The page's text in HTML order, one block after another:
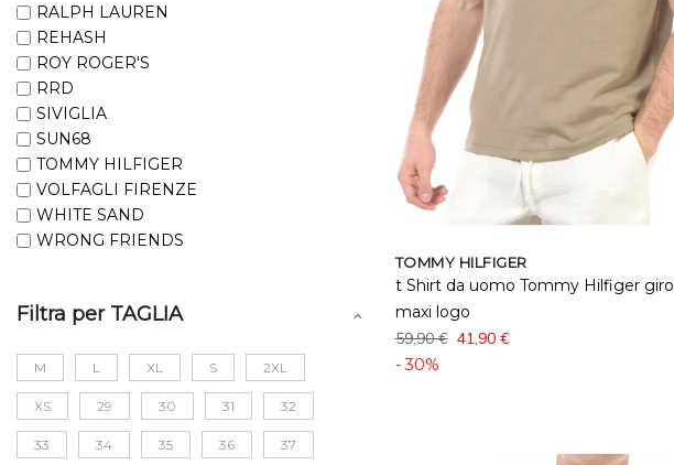
TOMMY HILFIGER
t Shirt da uomo Tommy Hilfiger
maxi logo
59,90 € 41,90 €
- 30%
RALPH LAUREN
REHASH
ROY ROGER'S
RRD
SIVIGLIA
SUN68
TOMMY HILFIGER
VOLFAGLI FIRENZE
WHITE SAND
WRONG FRIENDS
Filtra per TAGLIA
M L XL S 2XL
XS 29 30 31 32
33 34 35 36 37